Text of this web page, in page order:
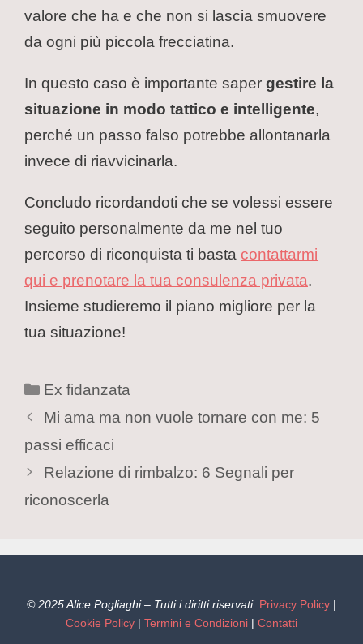
valore che ha e che non si lascia smuovere
da ogni più piccola frecciatina.
In questo caso è importante saper gestire la
situazione in modo tattico e intelligente,
perché un passo falso potrebbe allontanarla
invece di riavvicinarla.
Concludo ricordandoti che se volessi essere
seguito personalmente da me nel tuo
percorso di riconquista ti basta contattarmi
qui e prenotare la tua consulenza privata.
Insieme studieremo il piano migliore per la
tua situazione!
Ex fidanzata
Mi ama ma non vuole tornare con me: 5
passi efficaci
Relazione di rimbalzo: 6 Segnali per
riconoscerla
© 2025 Alice Pogliaghi – Tutti i diritti riservati. Privacy Policy |
Cookie Policy | Termini e Condizioni | Contatti